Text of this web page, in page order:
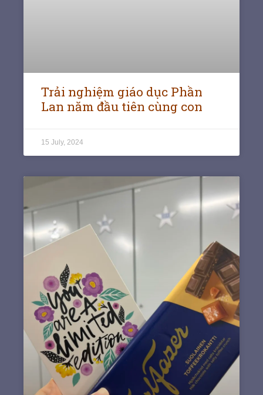
Trải nghiệm giáo dục Phần
Lan năm đầu tiên cùng con
15 July, 2024